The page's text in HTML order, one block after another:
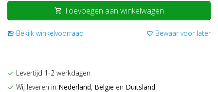
shopping_cart Toevoegen aan winkelwagen
storefront Bekijk winkelvoorraad favorite_border Bewaar voor later
check Levertijd 1-2 werkdagen
check Wij leveren in Nederland, België en Duitsland